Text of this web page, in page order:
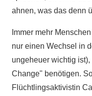
ahnen, was das denn
Immer mehr
nur einen Wechsel in
ungeheuer wichtig
Change" benötigen.
Flüchtlingsaktivistin